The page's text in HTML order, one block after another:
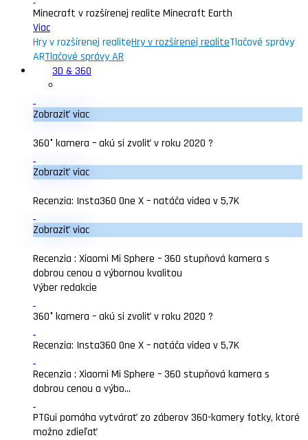
Minecraft v rozšírenej realite Minecraft Earth
Viac
Hry v rozšírenej realiteHry v rozšírenej realiteTlačové správy
ARTlačové správy AR
3D & 360
Zobraziť viac
360° kamera – akú si zvoliť v roku 2020 ?
Zobraziť viac
Recenzia: Insta360 One X – natáča videa v 5,7K
Zobraziť viac
Recenzia : Xiaomi Mi Sphere – 360 stupňová kamera s
dobrou cenou a výbornou kvalitou
Výber redakcie
360° kamera – akú si zvoliť v roku 2020 ?
Recenzia: Insta360 One X – natáča videa v 5,7K
Recenzia : Xiaomi Mi Sphere – 360 stupňová kamera s
dobrou cenou a výbo...
PTGui pomáha vytvárať zo záberov 360-kamery fotky, ktoré
možno zdieľať